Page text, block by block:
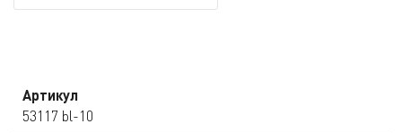
Артикул
53117 bl-10